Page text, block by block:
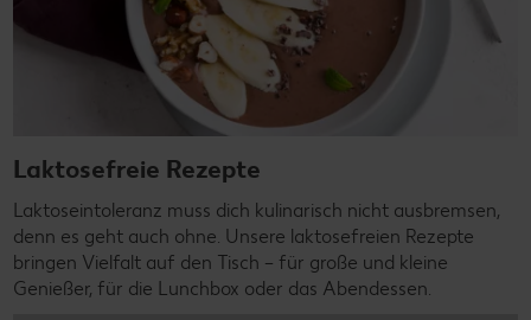
Laktosefreie Rezepte
Laktoseintoleranz muss dich kulinarisch nicht ausbremsen,
denn es geht auch ohne. Unsere laktosefreien Rezepte
bringen Vielfalt auf den Tisch – für große und kleine
Genießer, für die Lunchbox oder das Abendessen.